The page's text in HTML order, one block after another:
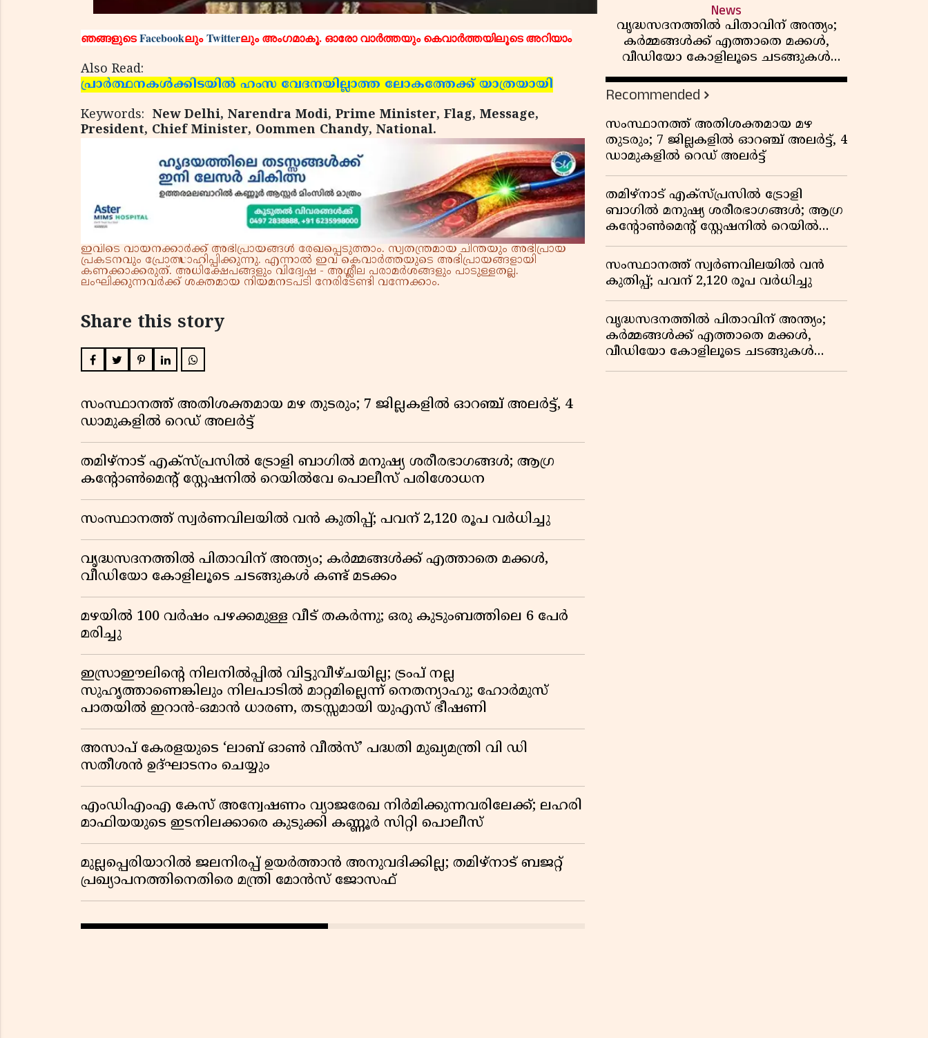
ഞങ്ങളുടെFacebookലുംTwitterലും അംഗമാകൂ. ഓരോ വാര്‍ത്തയും കെവാര്‍ത്തയിലൂടെ അറിയാം
Also Read:
പ്രാര്‍ത്ഥനകള്‍ക്കിടയില്‍ ഹംസ വേദനയില്ലാത്ത ലോകത്തേക്ക് യാത്രയായി
Keywords: New Delhi, Narendra Modi, Prime Minister, Flag, Message,
President, Chief Minister, Oommen Chandy, National.
ഇവിടെ വായനക്കാർക്ക് അഭിപ്രായങ്ങൾ രേഖപ്പെടുത്താം. സ്വതന്ത്രമായ ചിന്തയും അഭിപ്രായ
പ്രകടനവും പ്രോത്സാഹിപ്പിക്കുന്നു. എന്നാൽ ഇവ കെവാർത്തയുടെ അഭിപ്രായങ്ങളായി
കണക്കാക്കരുത്. അധിക്ഷേപങ്ങളും വിദ്വേഷ - അശ്ലീല പരാമർശങ്ങളും പാടുള്ളതല്ല.
ലംഘിക്കുന്നവർക്ക് ശക്തമായ നിയമനടപടി നേരിടേണ്ടി വന്നേക്കാം.
Share this story
സംസ്ഥാനത്ത് അതിശക്തമായ മഴ തുടരും; 7 ജില്ലകളിൽ ഓറഞ്ച് അലർട്ട്, 4
ഡാമുകളിൽ റെഡ് അലർട്ട്
തമിഴ്‌നാട് എക്സ്പ്രസിൽ ട്രോളി ബാഗിൽ മനുഷ്യ ശരീരഭാഗങ്ങൾ; ആഗ്ര
കൻ്റോൺമെൻ്റ് സ്റ്റേഷനിൽ റെയിൽവേ പൊലീസ് പരിശോധന
സംസ്ഥാനത്ത് സ്വര്‍ണവിലയില്‍ വന്‍ കുതിപ്പ്; പവന് 2,120 രൂപ വര്‍ധിച്ചു
വൃദ്ധസദനത്തിൽ പിതാവിന് അന്ത്യം; കർമ്മങ്ങൾക്ക് എത്താതെ മക്കൾ,
വീഡിയോ കോളിലൂടെ ചടങ്ങുകൾ കണ്ട് മടക്കം
മഴയിൽ 100 വർഷം പഴക്കമുള്ള വീട് തകർന്നു; ഒരു കുടുംബത്തിലെ 6 പേർ
മരിച്ചു
ഇസ്രാഈലിന്റെ നിലനിൽപ്പിൽ വിട്ടുവീഴ്ചയില്ല; ട്രംപ് നല്ല
സുഹൃത്താണെങ്കിലും നിലപാടിൽ മാറ്റമില്ലെന്ന് നെതന്യാഹു; ഹോർമുസ്
പാതയിൽ ഇറാൻ-ഒമാൻ ധാരണ, തടസ്സമായി യുഎസ് ഭീഷണി
അസാപ് കേരളയുടെ ‘ലാബ് ഓൺ വീൽസ്’ പദ്ധതി മുഖ്യമന്ത്രി വി ഡി
സതീശൻ ഉദ്ഘാടനം ചെയ്യും
എംഡിഎംഎ കേസ് അന്വേഷണം വ്യാജരേഖ നിർമിക്കുന്നവരിലേക്ക്; ലഹരി
മാഫിയയുടെ ഇടനിലക്കാരെ കുടുക്കി കണ്ണൂർ സിറ്റി പൊലീസ്
മുല്ലപ്പെരിയാറിൽ ജലനിരപ്പ് ഉയർത്താൻ അനുവദിക്കില്ല; തമിഴ്നാട് ബജറ്റ്
പ്രഖ്യാപനത്തിനെതിരെ മന്ത്രി മോൻസ് ജോസഫ്
News
വൃദ്ധസദനത്തിൽ പിതാവിന് അന്ത്യം;
കർമ്മങ്ങൾക്ക് എത്താതെ മക്കൾ,
വീഡിയോ കോളിലൂടെ ചടങ്ങുകൾ
കണ്ട് മടക്കം
Recommended
സംസ്ഥാനത്ത് അതിശക്തമായ മഴ
തുടരും; 7 ജില്ലകളിൽ ഓറഞ്ച് അലർട്ട്, 4
ഡാമുകളിൽ റെഡ് അലർട്ട്
തമിഴ്‌നാട് എക്സ്പ്രസിൽ ട്രോളി
ബാഗിൽ മനുഷ്യ ശരീരഭാഗങ്ങൾ; ആഗ്ര
കൻ്റോൺമെൻ്റ് സ്റ്റേഷനിൽ റെയിൽവേ
പൊലീസ് പരിശോധന
സംസ്ഥാനത്ത് സ്വര്‍ണവിലയില്‍ വന്‍
കുതിപ്പ്; പവന് 2,120 രൂപ വര്‍ധിച്ചു
വൃദ്ധസദനത്തിൽ പിതാവിന് അന്ത്യം;
കർമ്മങ്ങൾക്ക് എത്താതെ മക്കൾ,
വീഡിയോ കോളിലൂടെ ചടങ്ങുകൾ
കണ്ട് മടക്കം